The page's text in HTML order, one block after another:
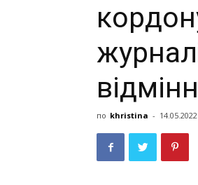
по khristina - 14.05.2022